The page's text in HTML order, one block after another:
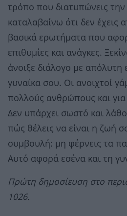
τρόπο που διατυπώνεις
καταλαβαίνω ότι δεν έχεις
βασικά ερωτήματα που
επιθυμίες και ανάγκες.
άνοιξε διάλογο με απόλυτη
γυναίκα σου. Οι ανοιχτοί
πολλούς ανθρώπους και
Δεν υπάρχει σωστό και
πώς θέλεις να είναι η ζωή
συμβουλή: μη φέρνεις τα
Αυτό αφορά εσένα και τη
Πρώτη δημοσίευση στο
1026.